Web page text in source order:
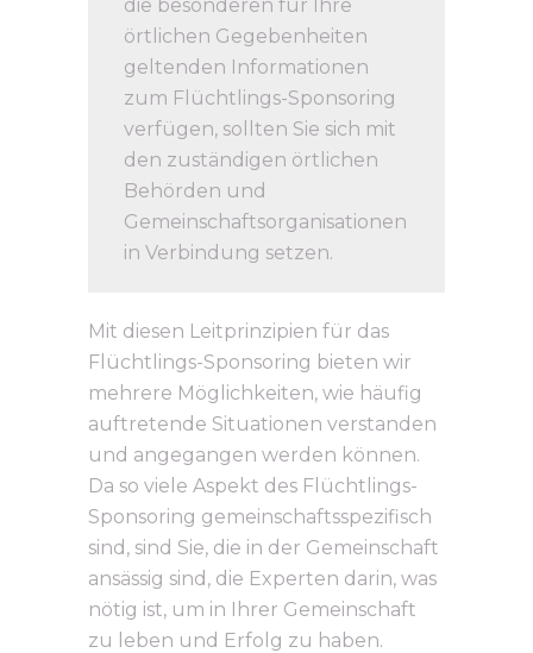
die besonderen für Ihre
örtlichen Gegebenheiten
geltenden Informationen
zum Flüchtlings-Sponsoring
verfügen, sollten Sie sich mit
den zuständigen örtlichen
Behörden und
Gemeinschaftsorganisationen
in Verbindung setzen.
Mit diesen Leitprinzipien für das
Flüchtlings-Sponsoring bieten wir
mehrere Möglichkeiten, wie häufig
auftretende Situationen verstanden
und angegangen werden können.
Da so viele Aspekt des Flüchtlings-
Sponsoring gemeinschaftsspezifisch
sind, sind Sie, die in der Gemeinschaft
ansässig sind, die Experten darin, was
nötig ist, um in Ihrer Gemeinschaft
zu leben und Erfolg zu haben.